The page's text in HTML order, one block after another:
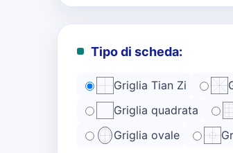
Tipo di scheda:
Griglia Tian Zi
Griglia quadrata
Griglia ovale